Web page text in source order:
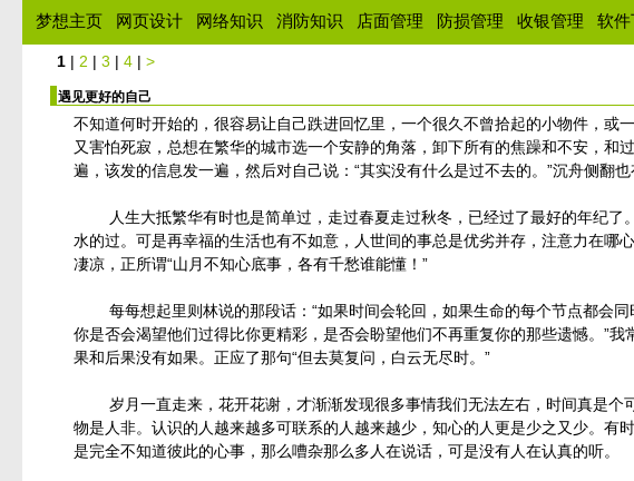
梦想主页 网页设计 网络知识 消防知识 店面管理 防损管理 收银管理 软件
1 | 2 |3 |4 |>
遇见更好的自己
不知道何时开始的，很容易让自己跌进回忆里，一个很久不曾拾起的小物件，
又害怕死寂，总想在繁华的城市选一个安静的角落，卸下所有的焦躁和不安，
遍，该发的信息发一遍，然后对自己说：“其实没有什么是过不去的。”沉舟侧翻
人生大抵繁华有时也是简单过，走过春夏走过秋冬，已经过了最好的年纪了
水的过。可是再幸福的生活也有不如意，人世间的事总是优劣并存，注意力在
凄凉，正所谓“山月不知心底事，各有千愁谁能懂！”
每每想起里则林说的那段话：“如果时间会轮回，如果生命的每个节点都会
你是否会渴望他们过得比你更精彩，是否会盼望他们不再重复你的那些遗憾。”
果和后果没有如果。正应了那句“但去莫复问，白云无尽时。”
岁月一直走来，花开花谢，才渐渐发现很多事情我们无法左右，时间真是个
物是人非。认识的人越来越多可联系的人越来越少，知心的人更是少之又少。
是完全不知道彼此的心事，那么嘈杂那么多人在说话，可是没有人在认真的听。